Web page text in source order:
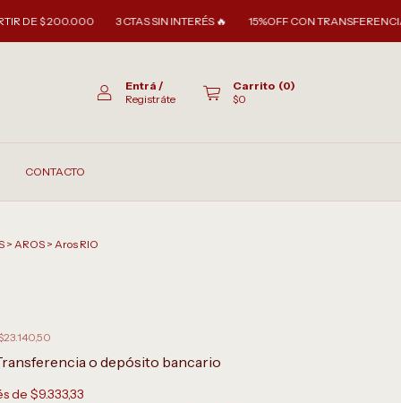
3 CTAS SIN INTERÉS 🔥 15%OFF CON TRANSFERENCIA
Entrá /
Registráte
Carrito (0)
$0
CONTACTO
> AROS > Aros RIO
o depósito bancario
de $9.333,33